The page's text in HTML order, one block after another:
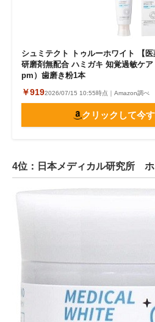
シュミテクト トゥルーホワイト 【
研磨剤無配合 ハミガキ 知覚過敏ケ
pm）歯磨き粉1本
￥9192026/07/15 10:55時点｜Amazon調べ
クリックして今
4位：日本メディカル研究所